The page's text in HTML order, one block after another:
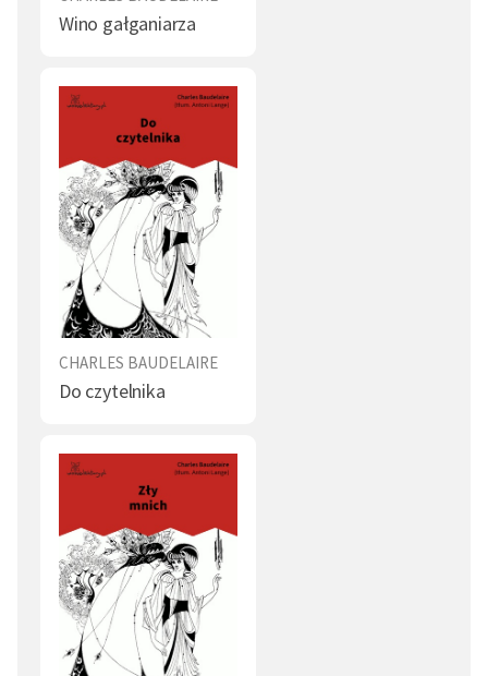
Powszechnie uważa się, że Baudelaire zmarł na syfilis,
nadużywał alkoholu, przez lata pędził życie kloszarda.
W 1866 r. podczas pobytu w Belgii doznał wylewu krwi
do mózgu i został częściowo sparaliżowany. Rok
później zmarł w klinice w Paryżu i został pochowany na
cmentarzu Montparnasse. Wydaniem pozostałych po
nim pism zajęła się owdowiała powtórnie matka.
Wino gałganiarza
CHARLES BAUDELAIRE
Do czytelnika